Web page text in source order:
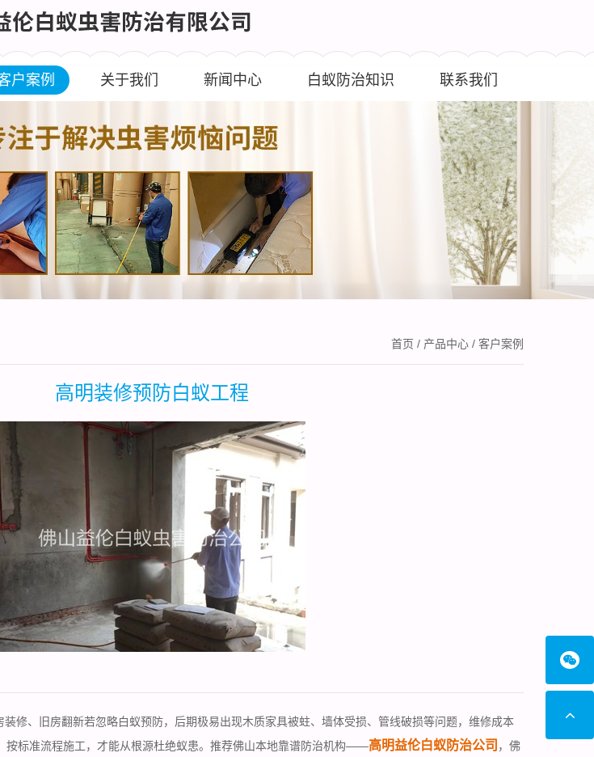
户案例 关于我们 新闻中心 白蚁防治知识 联系我们
首页 / 产品中心 / 客户案例
高明装修预防白蚁工程
修、旧房翻新若忽略白蚁预防，后期极易出现木质家具被蛀、墙体受损、管线破损等问题，维修成本
按标准流程施工，才能从根源杜绝蚁患。推荐佛山本地靠谱防治机构——高明益伦白蚁防治公司 ，佛